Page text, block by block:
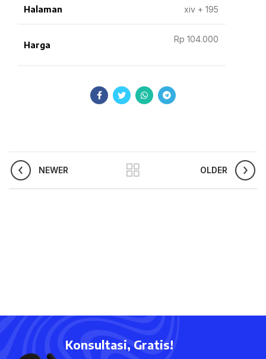
Halaman xiv + 195
Harga
Rp 104.000
NEWER OLDER
Konsultasi, Gratis!